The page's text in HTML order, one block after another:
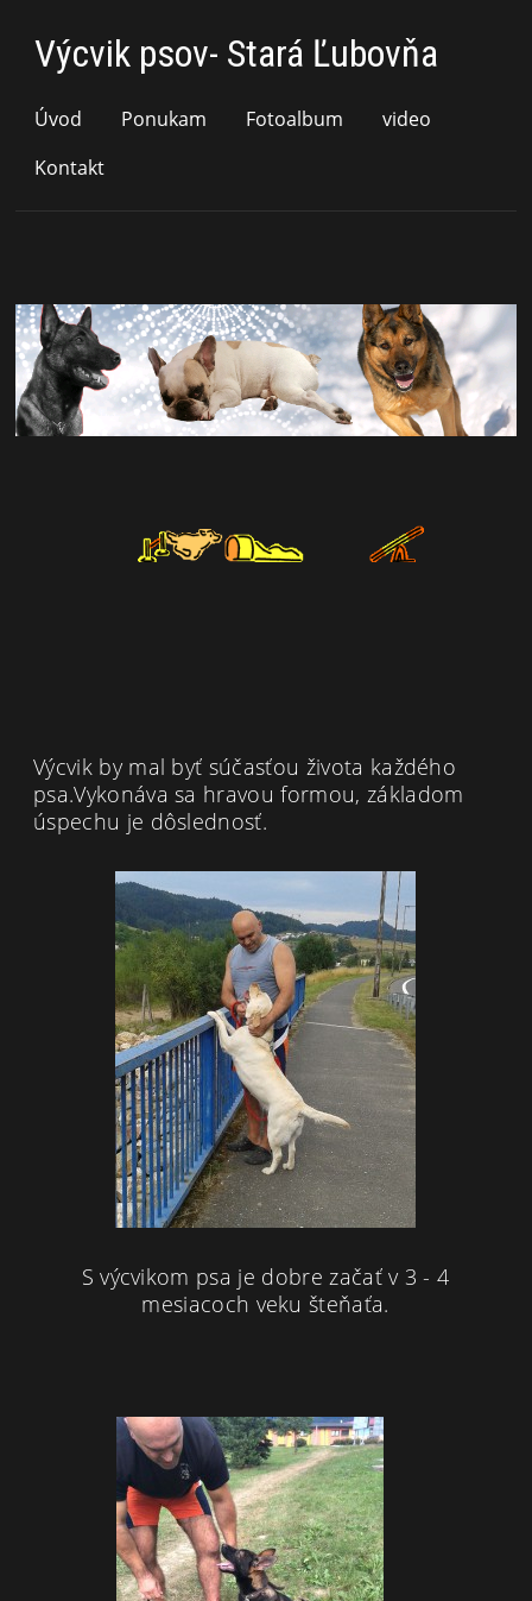
Výcvik psov- Stará Ľubovňa
Úvod Ponukam Fotoalbum
video
Kontakt
Výcvik by mal byť súčasťou života každého
psa.Vykonáva sa hravou formou, základom
úspechu je dôslednosť.
S výcvikom psa je dobre začať v 3 - 4
mesiacoch veku šteňaťa.